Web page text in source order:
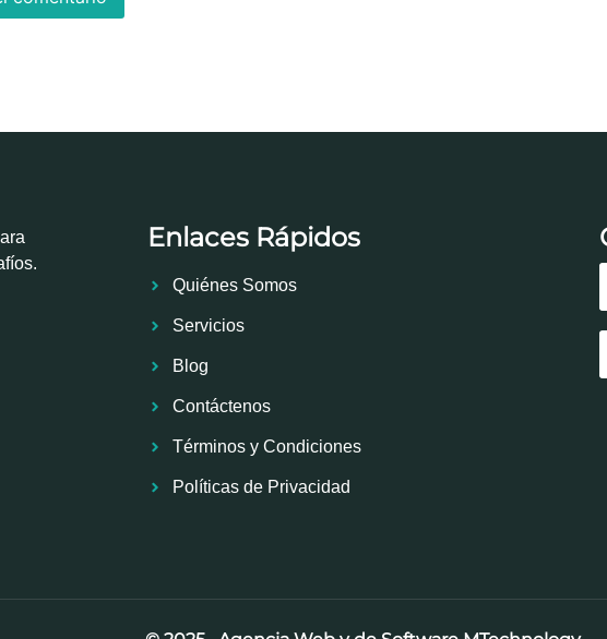
Enlaces Rápidos
Quiénes Somos
Servicios
Blog
Contáctenos
Términos y Condiciones
Políticas de Privacidad